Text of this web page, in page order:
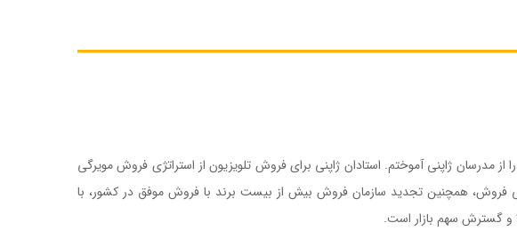
توزیع و فروش را از مدرسان ژاپنی آموختم. استادان ژاپنی برای فروش تلویزیون از استراتژی فروش مویرگی
فروش، همچنین تجدید سازمان فروش بیش از بیست برند با فروش موفق در کشور، با
و گسترش سهم بازار است.